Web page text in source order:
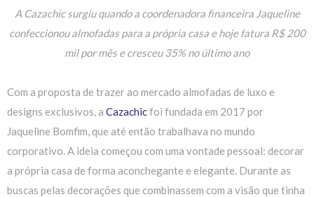
A Cazachic surgiu quando a coordenadora financeira Jaqueline
confeccionou almofadas para a própria casa e hoje fatura R$ 200
mil por mês e cresceu 35% no último ano
Com a proposta de trazer ao mercado almofadas de luxo e
designs exclusivos, a Cazachicfoi fundada em 2017 por
Jaqueline Bomfim, que até então trabalhava no mundo
corporativo. A ideia começou com uma vontade pessoal: decorar
a própria casa de forma aconchegante e elegante. Durante as
buscas pelas decorações que combinassem com a visão que tinha